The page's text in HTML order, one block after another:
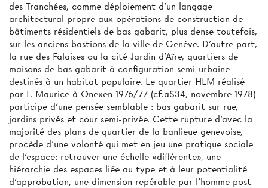
des Tranchées, comme déploiement d'un langage
architectural propre aux opérations de construction de
bâtiments résidentiels de bas gabarit, plus dense toutefois,
sur les anciens bastions de la ville de Genève. D’autre part,
la rue des Falaises ou la cité Jardin d'Aïre, quartiers de
maisons de bas gabarit à configuration semi-urbaine
destinés à un habitat populaire. Le quartier HLM réalisé
par F. Maurice à Onexen 1976/77 (cf.aS34, novembre 1978)
participe d'une pensée semblable : bas gabarit sur rue,
jardins privés et cour semi-privée. Cette rupture d’avec la
majorité des plans de quartier de la banlieue genevoise,
procède d'une volonté qui met en jeu une pratique sociale
de l'espace: retrouver une échelle «différente», une
hiérarchie des espaces liée au type et à leur potentialité
d’approbation, une dimension repérable par l'homme post-